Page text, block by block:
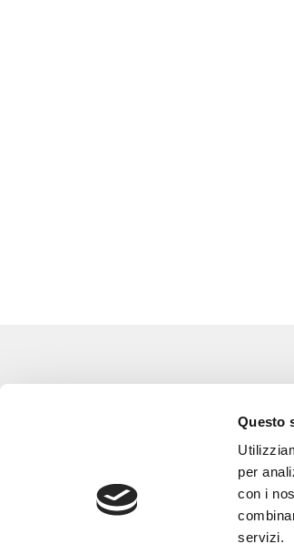
Questo
per
con i
servizi.
Corsi e Progetti culturali
Cookie policy